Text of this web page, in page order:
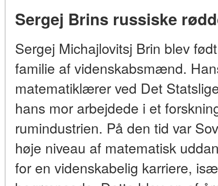
Sergej Brins russiske
Sergej Michajlovitsj Brin blev
familie af videnskabsmænd.
matematiklærer ved Det
hans mor arbejdede i et
rumindustrien. På den tid var
høje niveau af matematisk
for en videnskabelig karriere,